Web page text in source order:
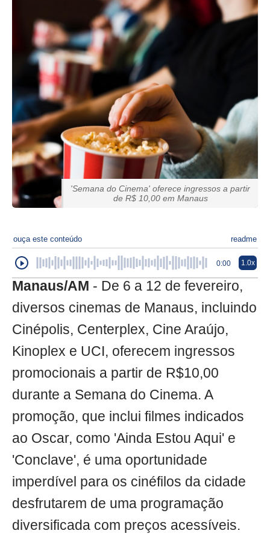
'Semana do Cinema' oferece ingressos a partir
de R$ 10,00 em Manaus
ouça este conteúdo readme
0:00 1.0x
Manaus/AM - De 6 a 12 de fevereiro,
diversos cinemas de Manaus, incluindo
Cinépolis, Centerplex, Cine Araújo,
Kinoplex e UCI, oferecem ingressos
promocionais a partir de R$10,00
durante a Semana do Cinema. A
promoção, que inclui filmes indicados
ao Oscar, como 'Ainda Estou Aqui' e
'Conclave', é uma oportunidade
imperdível para os cinéfilos da cidade
desfrutarem de uma programação
diversificada com preços acessíveis.